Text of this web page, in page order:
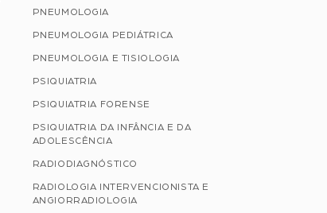
PNEUMOLOGIA
PNEUMOLOGIA PEDIÁTRICA
PNEUMOLOGIA E TISIOLOGIA
PSIQUIATRIA
PSIQUIATRIA FORENSE
PSIQUIATRIA DA INFÂNCIA E DA
ADOLESCÊNCIA
RADIODIAGNÓSTICO
RADIOLOGIA INTERVENCIONISTA E
ANGIORRADIOLOGIA